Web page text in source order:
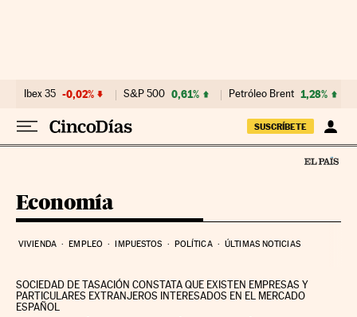
Ibex 35 -0,02% S&P 500 0,61% Petróleo Brent 1,28%
SUSCRÍBETE
Economía
VIVIENDA EMPLEO IMPUESTOS POLÍTICA ÚLTIMAS NOTICIAS
SOCIEDAD DE TASACIÓN CONSTATA QUE EXISTEN EMPRESAS Y
PARTICULARES EXTRANJEROS INTERESADOS EN EL MERCADO
ESPAÑOL